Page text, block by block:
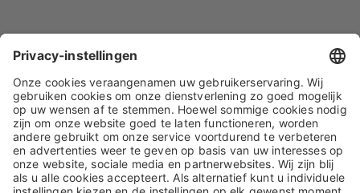
IMPRESSUM
GEGEVENSBESCHERMING